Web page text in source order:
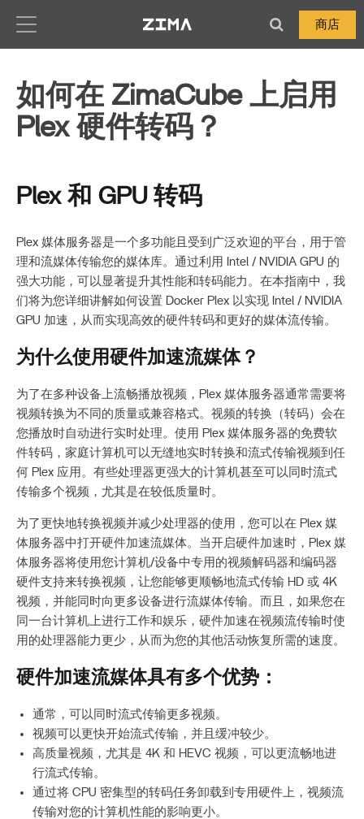
商店
如何在 ZimaCube 上启用
Plex 硬件转码？
Plex 和 GPU 转码
Plex 媒体服务器是一个多功能且受到广泛欢迎的平台，用于管
理和流媒体传输您的媒体库。通过利用 Intel / NVIDIA GPU 的
强大功能，可以显著提升其性能和转码能力。在本指南中，我
们将为您详细讲解如何设置 Docker Plex 以实现 Intel / NVIDIA
GPU 加速，从而实现高效的硬件转码和更好的媒体流传输。
为什么使用硬件加速流媒体？
为了在多种设备上流畅播放视频，Plex 媒体服务器通常需要将
视频转换为不同的质量或兼容格式。视频的转换（转码）会在
您播放时自动进行实时处理。使用 Plex 媒体服务器的免费软
件转码，家庭计算机可以无缝地实时转换和流式传输视频到任
何 Plex 应用。有些处理器更强大的计算机甚至可以同时流式
传输多个视频，尤其是在较低质量时。
为了更快地转换视频并减少处理器的使用，您可以在 Plex 媒
体服务器中打开硬件加速流媒体。当开启硬件加速时，Plex 媒
体服务器将使用您计算机/设备中专用的视频解码器和编码器
硬件支持来转换视频，让您能够更顺畅地流式传输 HD 或 4K
视频，并能同时向更多设备进行流媒体传输。而且，如果您在
同一台计算机上进行工作和娱乐，硬件加速在视频流传输时使
用的处理器能力更少，从而为您的其他活动恢复所需的速度。
硬件加速流媒体具有多个优势：
通常，可以同时流式传输更多视频。
视频可以更快开始流式传输，并且缓冲较少。
高质量视频，尤其是 4K 和 HEVC 视频，可以更流畅地进
行流式传输。
通过将 CPU 密集型的转码任务卸载到专用硬件上，视频流
传输对您的计算机性能的影响更小。